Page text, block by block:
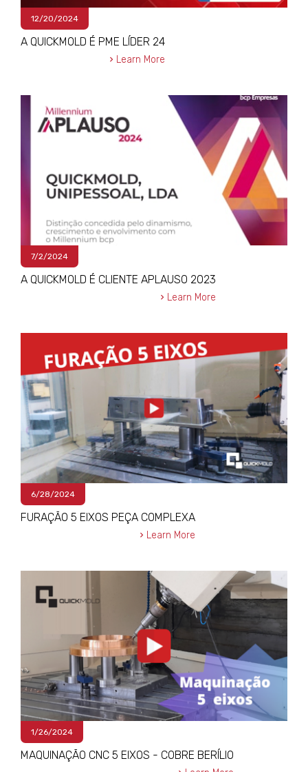
12/20/2024
A QUICKMOLD É PME LÍDER 24
Learn More
7/2/2024
A QUICKMOLD É CLIENTE APLAUSO 2023
Learn More
6/28/2024
FURAÇÃO 5 EIXOS PEÇA COMPLEXA
Learn More
1/26/2024
MAQUINAÇÃO CNC 5 EIXOS - COBRE BERÍLIO